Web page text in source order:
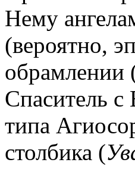
Нему
(вероятно,
обрамлении
Спаситель с
типа
столбика (